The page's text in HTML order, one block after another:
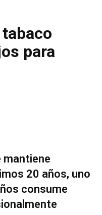
para
mantiene
20 años, uno
consume